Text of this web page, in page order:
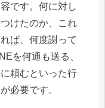
です。何に対し
けたのか、これ
ば、何度謝って
を何通も送る、
頼むといった行
必要です。